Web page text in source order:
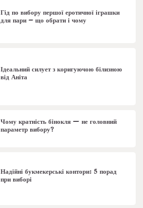
Гід по вибору першої еротичної іграшки
для пари – що обрати і чому
Ідеальний силует з коригуючою білизною
від Аніта
Чому кратність бінокля — не головний
параметр вибору?
Надійні букмекерські контори: 5 порад
при виборі